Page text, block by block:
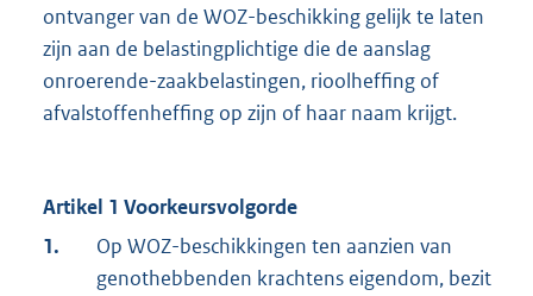
ontvanger van de WOZ-beschikking gelijk te laten
zijn aan de belastingplichtige die de aanslag
onroerende-zaakbelastingen, rioolheffing of
afvalstoffenheffing op zijn of haar naam krijgt.
Artikel 1 Voorkeursvolgorde
1.
Op WOZ-beschikkingen ten aanzien van
genothebbenden krachtens eigendom, bezit